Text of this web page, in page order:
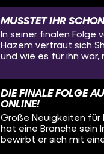
MUSSTET IHR
In seiner finalen Folge
Hazem vertraut sich
und wie es für ihn
DIE FINALE FOLGE
ONLINE!
Große Neuigkeiten für
hat eine Branche sein
bewirbt er sich mit